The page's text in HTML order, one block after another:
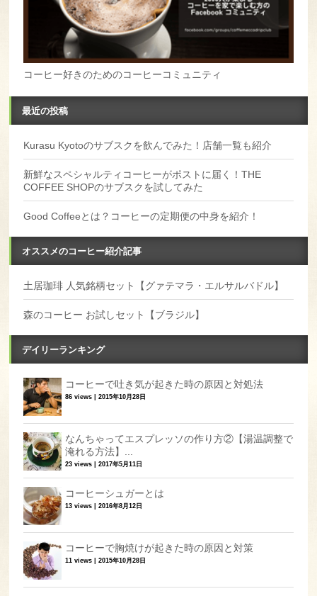
コーヒー好きのためのコーヒーコミュニティ
最近の投稿
Kurasu Kyotoのサブスクを飲んでみた！店舗一覧も紹介
新鮮なスペシャルティコーヒーがポストに届く！THE
COFFEE SHOPのサブスクを試してみた
Good Coffeeとは？コーヒーの定期便の中身を紹介！
オススメのコーヒー紹介記事
土居珈琲 人気銘柄セット【グァテマラ・エルサルバドル】
森のコーヒー お試しセット【ブラジル】
デイリーランキング
コーヒーで吐き気が起きた時の原因と対処法
86 views |2015年10月28日
なんちゃってエスプレッソの作り方②【湯温調整で
淹れる方法】...
23 views |2017年5月11日
コーヒーシュガーとは
13 views |2016年8月12日
コーヒーで胸焼けが起きた時の原因と対策
11 views |2015年10月28日